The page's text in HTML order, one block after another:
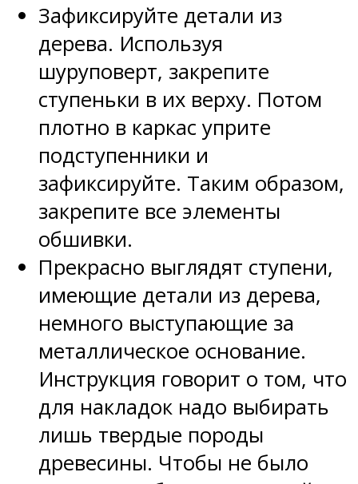
Зафиксируйте детали из
дерева. Используя
шуруповерт, закрепите
ступеньки в их верху. Потом
плотно в каркас уприте
подступенники и
зафиксируйте. Таким образом,
закрепите все элементы
обшивки.
Прекрасно выглядят ступени,
имеющие детали из дерева,
немного выступающие за
металлическое основание.
Инструкция говорит о том, что
для накладок надо выбирать
лишь твердые породы
древесины. Чтобы не было